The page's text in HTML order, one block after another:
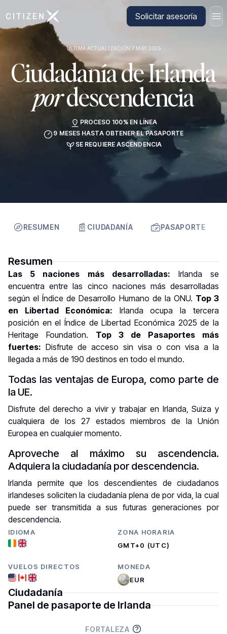
Ir a la página principal de CitizenX Solicitar asesoría
ÚLTIMA ACTUALIZACIÓN 7 MAY 2026
Ciudadanía de Irlanda
pordescendencia
PROCESO 100% EN LÍNEA
9 MESES HASTA OBTENER EL PASAPORTE
SE REQUIERE ASCENDENCIA
RESUMEN CIUDADANÍA PASAPORTE
Resumen
Las 5 naciones más desarrolladas: Irlanda se
encuentra entre las cinco naciones más desarrolladas
según el Índice de Desarrollo Humano de la ONU. Top 3
en Libertad Económica: Irlanda ocupa la tercera
posición en el Índice de Libertad Económica 2025 de la
Heritage Foundation. Top 3 de Pasaportes más
fuertes: Disfrute de acceso sin visa o con visa a la
llegada a más de 190 destinos en todo el mundo.
Todas las ventajas de Europa, como parte de
la UE.
Disfrute del derecho a vivir y trabajar en Irlanda, Suiza y
cualquiera de los 27 estados miembros de la Unión
Europea en cualquier momento.
Aproveche al máximo su ascendencia.
Adquiera la ciudadanía por descendencia.
Irlanda permite que los descendientes de ciudadanos
irlandeses soliciten la ciudadanía plena de por vida, la cual
puede ser transmitida a sus futuras generaciones por
descendencia.
IDIOMA
ZONA HORARIA
GMT+0 (UTC)
VUELOS DIRECTOS
MONEDA
EUR
Ciudadanía
Panel de pasaporte de Irlanda
FORTALEZA